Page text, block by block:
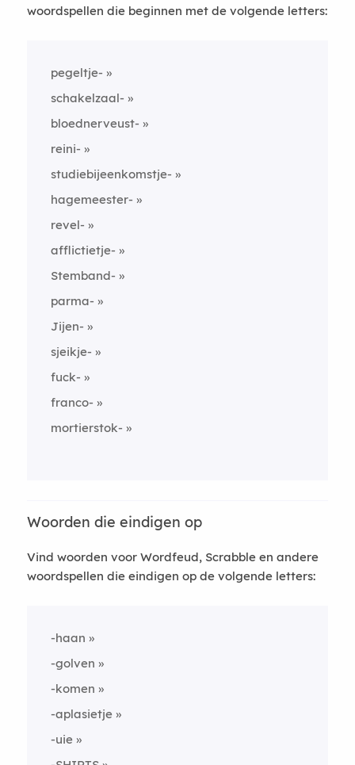
woordspellen die beginnen met de volgende letters:
pegeltje-
schakelzaal-
bloednerveust-
reini-
studiebijeenkomstje-
hagemeester-
revel-
afflictietje-
Stemband-
parma-
Jijen-
sjeikje-
fuck-
franco-
mortierstok-
Woorden die eindigen op
Vind woorden voor Wordfeud, Scrabble en andere
woordspellen die eindigen op de volgende letters:
-haan
-golven
-komen
-aplasietje
-uie